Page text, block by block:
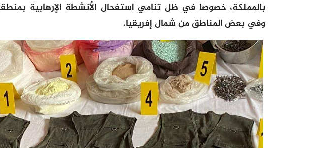
بالمملكة، خصوصا في ظل تنامي استفحال الأنشطة الإرهابية
وفي بعض المناطق من شمال إفريقيا.